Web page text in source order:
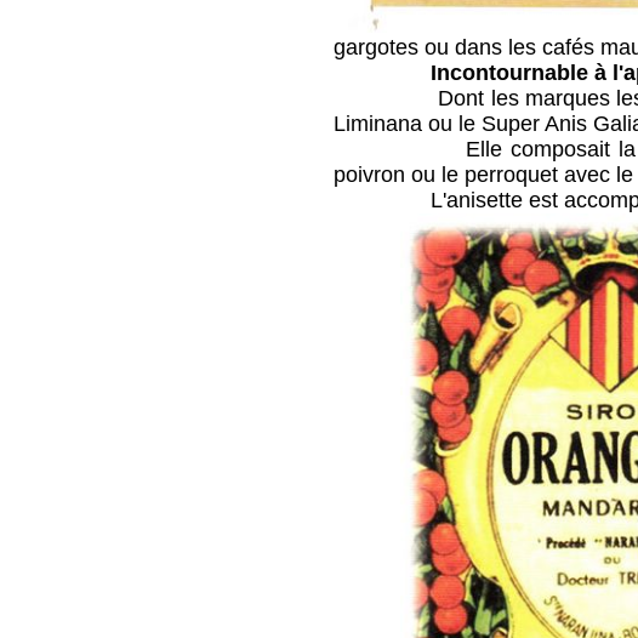
gargotes ou dans les cafés
Incontournable à
Dont les marques les plus
Liminana ou le Super Anis
Elle composait la
poivron ou le perroquet avec
L'anisette est